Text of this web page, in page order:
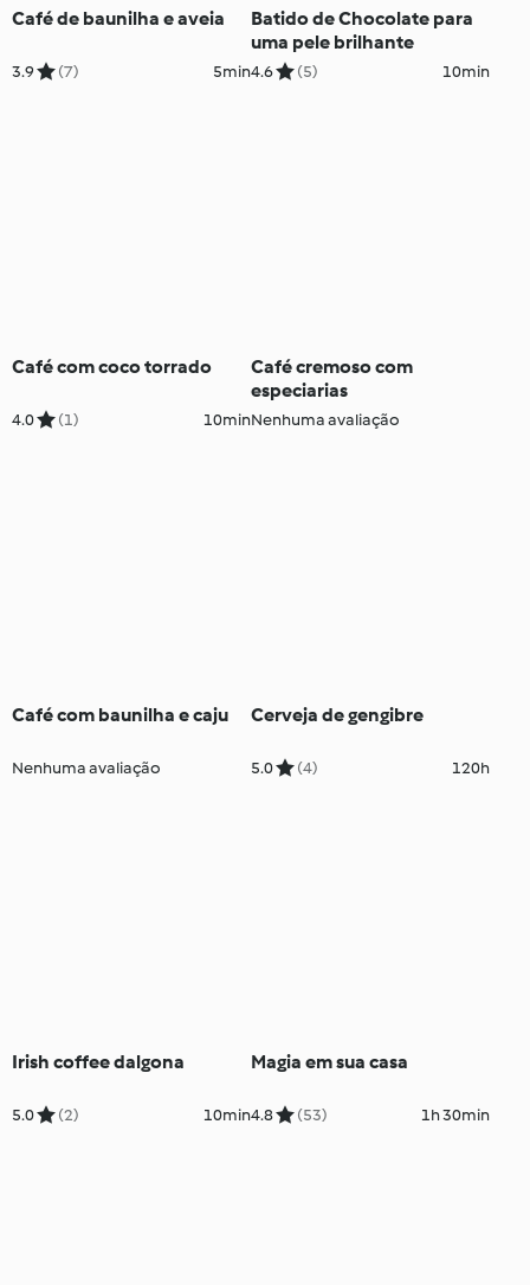
Café de baunilha e aveia
3.9 (7) 5min
Batido de Chocolate para
uma pele brilhante
4.6 (5) 10min
Café com coco torrado
4.0 (1) 10min
Café cremoso com
especiarias
Nenhuma avaliação
Café com baunilha e caju
Nenhuma avaliação
Cerveja de gengibre
5.0 (4) 120h
Irish coffee dalgona
5.0 (2) 10min
Magia em sua casa
4.8 (53) 1h 30min